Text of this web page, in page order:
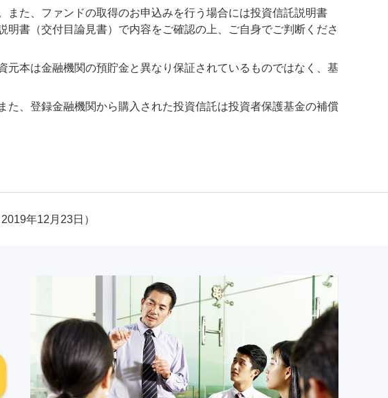
た、ファンドの取得のお申込みを行う場合には投資信託説明書
書（交付目論見書）で内容をご確認の上、ご自身でご判断くださ
本は金融機関の預貯金と異なり保証されているものではなく、基
、登録金融機関から購入された投資信託は投資者保護基金の補償
年12月23日）